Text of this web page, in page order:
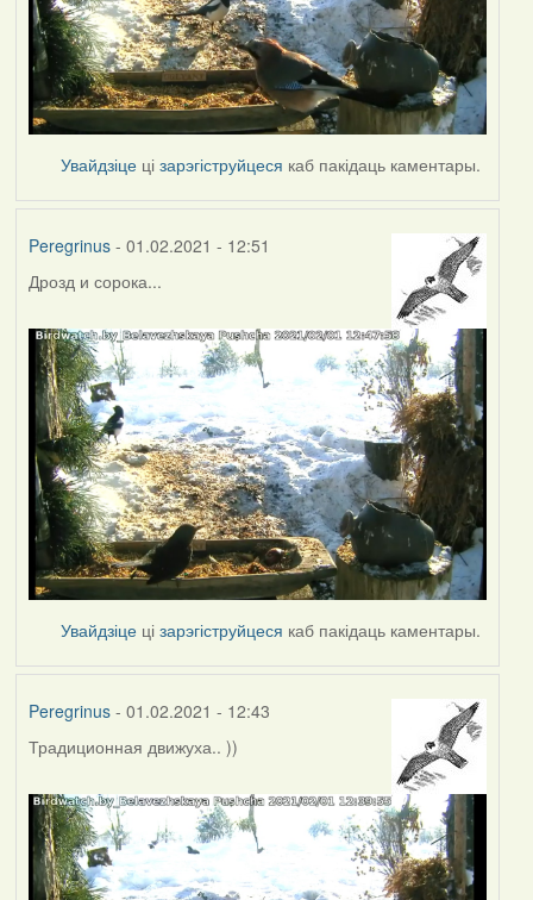
Увайдзіце цізарэгіструйцеся каб пакідаць каментары.
Peregrinus- 01.02.2021 - 12:51
Дрозд и сорока...
Увайдзіце цізарэгіструйцеся каб пакідаць каментары.
Peregrinus- 01.02.2021 - 12:43
Традиционная движуха.. ))